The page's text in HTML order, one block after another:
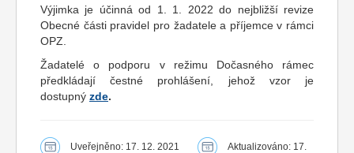
Výjimka je účinná od 1. 1. 2022 do nejbližší revize
Obecné části pravidel pro žadatele a příjemce v rámci
OPZ.
Žadatelé o podporu v režimu Dočasného rámec
předkládají čestné prohlášení, jehož vzor je
dostupný zde.
Uveřejněno: 17. 12. 2021
Aktualizováno: 17.